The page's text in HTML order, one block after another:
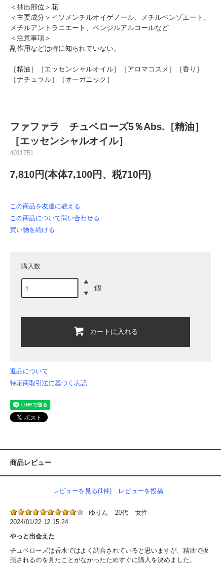
＜抽出部位＞花
＜主要成分＞イソメンチルオイゲノール、メチルベンゾエート、
メチルアントラニエート、ベンジルアルコールなど
＜注意事項＞
副作用などは特に知られていない。
［精油］［エッセンシャルオイル］［アロマコスメ］［香り］
［ナチュラル］［オーガニック］
ファファラ チュベローズ5％Abs.［精油］
［エッセンシャルオイル］
4011751
7,810円(本体7,100円、税710円)
この商品を友達に教える
この商品について問い合わせる
買い物を続ける
購入数
個
カートに入れる
返品について
特定商取引法に基づく表記
商品レビュー
レビューを見る(1件) レビューを投稿
ゆりん 20代
女性
2024/01/22 12:15:24
やっと出会えた
チュベローズは香水ではよく調合されていると思いますが、精油で販
売されるのを見たことがなかったためすぐに購入を決めました。